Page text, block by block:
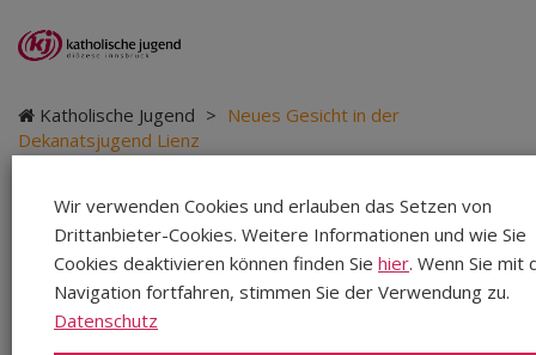
Katholische Jugend > Neues Gesicht in der
Dekanatsjugend Lienz
Neues Gesicht in der
Dekanatsjugend Lienz
Wir verwenden Cookies und erlauben das Setzen von
Drittanbieter-Cookies. Weitere Informationen und wie Sie
Cookies deaktivieren können finden Sie hier. Wenn Sie mit
Navigation fortfahren, stimmen Sie der Verwendung zu.
Datenschutz